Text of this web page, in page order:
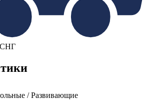
СНГ
/ Развивающие